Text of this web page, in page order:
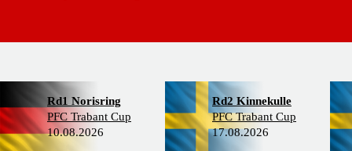
Rd1 Norisring
PFC Trabant Cup
10.08.2026
Rd2 Kinnekulle
PFC Trabant Cup
17.08.2026